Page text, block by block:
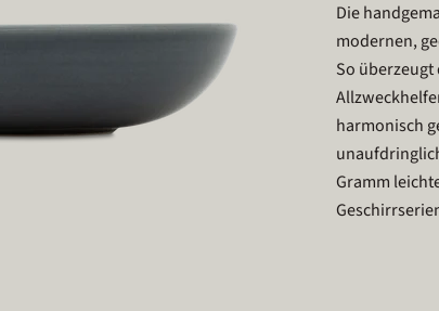
Die
modernen,
So
harmonisch
Gramm